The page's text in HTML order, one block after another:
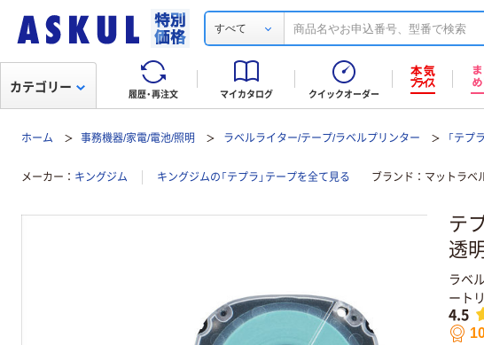
すべて
履歴・再注文 マイカタログ クイックオーダー
カテゴリー
ホーム 事務機器/家電/電池/照明 ラベルライター/テープ/ラベルプリンター 「テプ
メーカー キングジム キングジムの「テプラ」テープを全て見る ブランド マットラベ
テ
透
ラベ
ート
4.5